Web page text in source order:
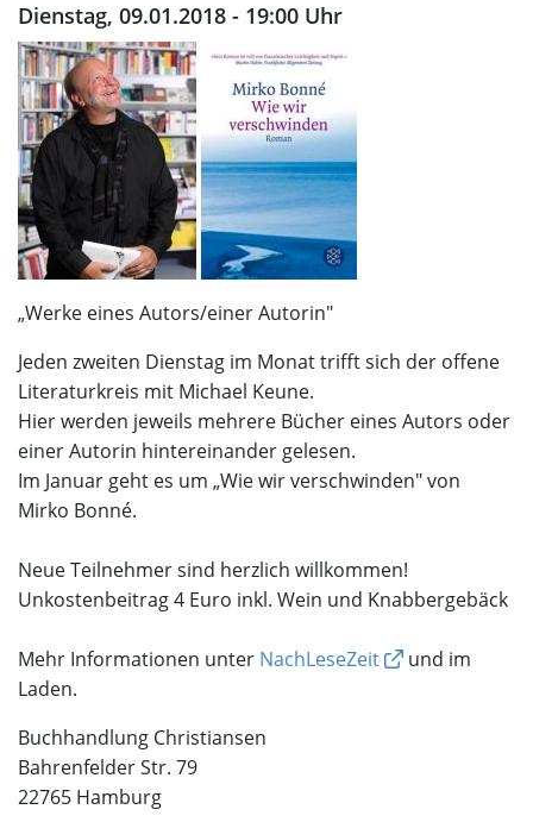
Dienstag, 09.01.2018 - 19:00 Uhr
„Werke eines Autors/einer Autorin"
Jeden zweiten Dienstag im Monat trifft sich der offene
Literaturkreis mit Michael Keune.
Hier werden jeweils mehrere Bücher eines Autors oder
einer Autorin hintereinander gelesen.
Im Januar geht es um „Wie wir verschwinden" von
Mirko Bonné.
Neue Teilnehmer sind herzlich willkommen!
Unkostenbeitrag 4 Euro inkl. Wein und Knabbergebäck
Mehr Informationen unter NachLeseZeit
und im
Laden.
Buchhandlung Christiansen
Bahrenfelder Str. 79
22765 Hamburg